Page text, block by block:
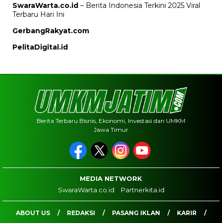
SwaraWarta.co.id – Berita Indonesia Terkini 2025 Viral
Terbaru Hari Ini
GerbangRakyat.com
PelitaDigital.id
Berita Terbaru Bisnis, Ekonomi, Investasi dan UMKM
Jawa Timur
MEDIA NETWORK
SwaraWarta.co.id
Partnerkita.id
ABOUT US REDAKSI PASANG IKLAN
KARIR